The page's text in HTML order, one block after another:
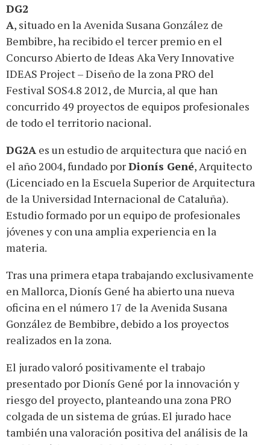
DG2
A, situado en la Avenida Susana González de
Bembibre, ha recibido el tercer premio en el
Concurso Abierto de Ideas Aka Very Innovative
IDEAS Project – Diseño de la zona PRO del
Festival SOS4.8 2012, de Murcia, al que han
concurrido 49 proyectos de equipos profesionales
de todo el territorio nacional.
DG2A es un estudio de arquitectura que nació en
el año 2004, fundado porDionís Gené, Arquitecto
(Licenciado en la Escuela Superior de Arquitectura
de la Universidad Internacional de Cataluña).
Estudio formado por un equipo de profesionales
jóvenes y con una amplia experiencia en la
materia.
Tras una primera etapa trabajando exclusivamente
en Mallorca, Dionís Gené ha abierto una nueva
oficina en el número 17 de la Avenida Susana
González de Bembibre, debido a los proyectos
realizados en la zona.
El jurado valoró positivamente el trabajo
presentado por Dionís Gené por la innovación y
riesgo del proyecto, planteando una zona PRO
colgada de un sistema de grúas. El jurado hace
también una valoración positiva del análisis de la